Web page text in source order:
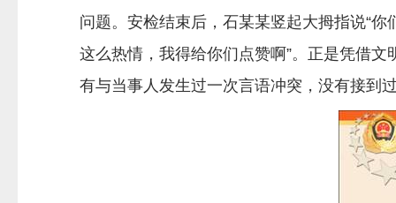
问题。安检结束后，石某某竖起大拇指说“
这么热情，我得给你们点赞啊”。正是凭借
有与当事人发生过一次言语冲突，没有接到